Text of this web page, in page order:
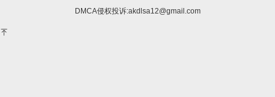
DMCA侵权投诉:akdlsa12@gmail.com